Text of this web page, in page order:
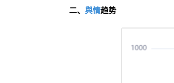
二、 舆情趋势